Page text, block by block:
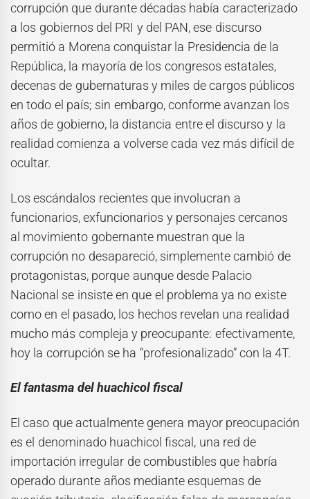
corrupción que durante décadas había caracterizado
a los gobiernos del PRI y del PAN, ese discurso
permitió a Morena conquistar la Presidencia de la
República, la mayoría de los congresos estatales,
decenas de gubernaturas y miles de cargos públicos
en todo el país; sin embargo, conforme avanzan los
años de gobierno, la distancia entre el discurso y la
realidad comienza a volverse cada vez más difícil de
ocultar.
Los escándalos recientes que involucran a
funcionarios, exfuncionarios y personajes cercanos
al movimiento gobernante muestran que la
corrupción no desapareció, simplemente cambió de
protagonistas, porque aunque desde Palacio
Nacional se insiste en que el problema ya no existe
como en el pasado, los hechos revelan una realidad
mucho más compleja y preocupante: efectivamente,
hoy la corrupción se ha “profesionalizado” con la 4T.
El fantasma del huachicol fiscal
El caso que actualmente genera mayor preocupación
es el denominado huachicol fiscal, una red de
importación irregular de combustibles que habría
operado durante años mediante esquemas de